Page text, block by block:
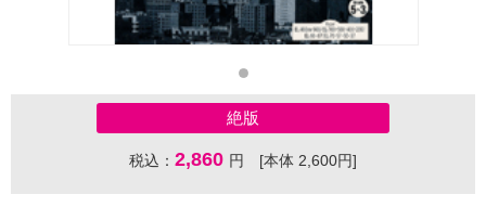
絶版
税込： 2,860 円 [本体 2,600円]